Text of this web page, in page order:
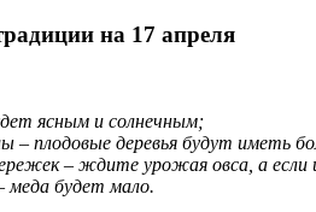
на 17 апреля
ясным и солнечным;
– плодовые деревья будут иметь
– ждите урожая овса, а
меда будет мало.